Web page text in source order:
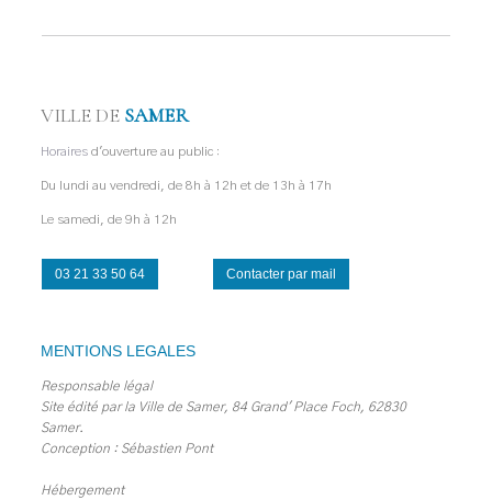
VILLE DE SAMER
Horaires d'ouverture au public :
Du lundi au vendredi, de 8h à 12h et de 13h à 17h
Le samedi, de 9h à 12h
03 21 33 50 64 Contacter par mail
MENTIONS LEGALES
Responsable légal
Site édité par la Ville de Samer, 84 Grand' Place Foch, 62830
Samer.
Conception : Sébastien Pont
Hébergement